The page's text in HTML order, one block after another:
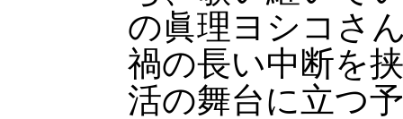
の眞理ヨシコさ
禍の長い中断を
活の舞台に立つ